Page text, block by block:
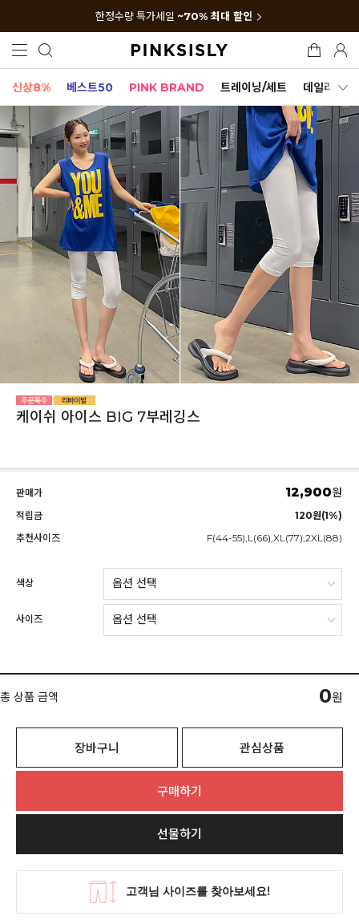
한정수량 특가세일 ~70% 최대 할인
신상8% 베스트50 PINK BRAND 트레이닝/세트 데일리세트
케이쉬 아이스 BIG 7부레깅스
판매가 12,900원
적립금
120원(1%)
추천사이즈
F(44-55),L(66),XL(77),2XL(88)
색상
사이즈
총 상품 금액 0원
장바구니 관심상품
구매하기
선물하기